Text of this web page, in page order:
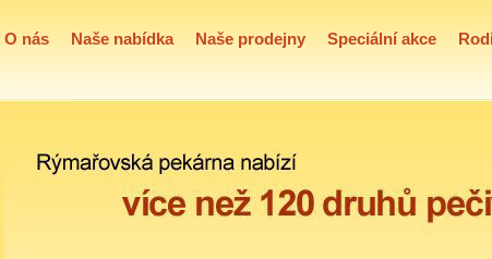
O nás Naše nabídka Naše prodejny Speciální akce